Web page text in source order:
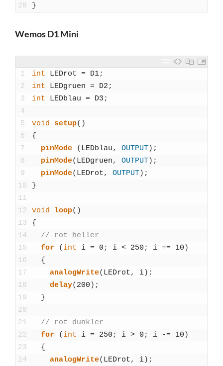
28
}
Wemos D1 Mini
1
2
3
4
5
6
7
8
9
10
11
12
13
14
15
16
17
18
19
20
21
22
23
24
int LEDrot = D1;
int
LED­gruen = D2 ;
int
LED­blau = D3 ;
void set­up( )
{
pin­Mo­de
( LED­blau, OUTPUT) ;
pin­Mo­de( LED­gruen, OUTPUT) ;
pin­Mo­de( LEDrot, OUTPUT) ;
}
void loop( )
{
// rot hel­ler
for
( int i = 0 ; i < 250 ; i += 10 )
{
ana­log­Wri­te( LEDrot, i) ;
delay( 200 ) ;
}
// rot dunk­ler
for
( int i = 250 ; i > 0 ; i -= 10 )
{
ana­log­Wri­te( LEDrot, i) ;